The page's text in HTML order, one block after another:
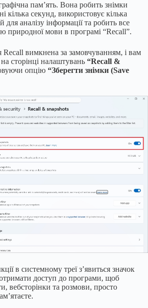
пам’ять. Вона робить знімки
кілька секунд, використовує кілька
аналізу інформації та робить все
природної мови в програмі “Recall”.
вимкнена за замовчуванням, і вам
сторінці налаштувань “Recall &
опцію “Зберегти знімки (Save
в системному треї з’явиться значок
доступ до програми, щоб
вебсторінки та розмови, просто